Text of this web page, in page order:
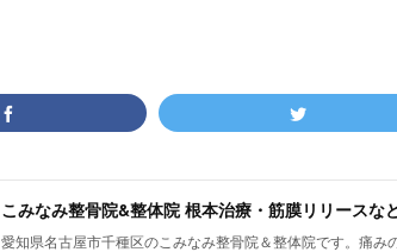
愛知県名古屋市千種区のこみなみ整骨院＆整体院です。痛み